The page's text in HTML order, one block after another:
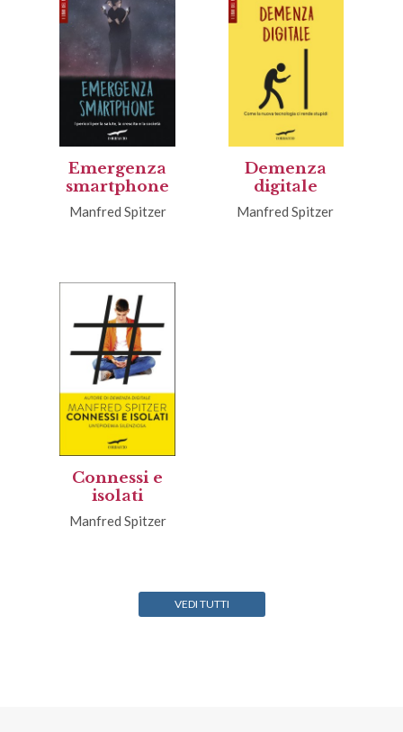
Emergenza
smartphone
Manfred Spitzer
Demenza
digitale
Manfred Spitzer
Connessi e
isolati
Manfred Spitzer
VEDI TUTTI